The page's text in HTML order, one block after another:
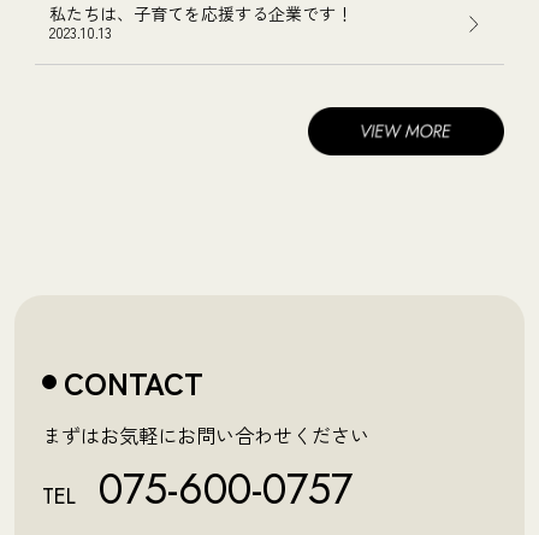
私たちは、子育てを応援する企業です！
2023.10.13
CONTACT
まずはお気軽にお問い合わせください
TEL 075-600-0757